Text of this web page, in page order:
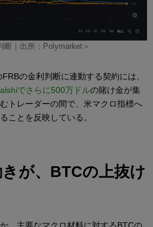
断｜出所：Polymarket＞
の金利判断に連動する契約には、
でさらに500万ドルの賭け金が集
トレーダーの間で、米マクロ指標へ
ことを反映している。
が、BTCの上抜け